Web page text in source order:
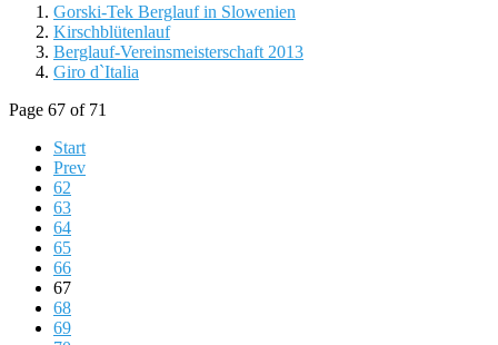
Gorski-Tek Berglauf in Slowenien
Kirschblütenlauf
Berglauf-Vereinsmeisterschaft 2013
Giro d`Italia
Page 67 of 71
Start
Prev
62
63
64
65
66
67
68
69